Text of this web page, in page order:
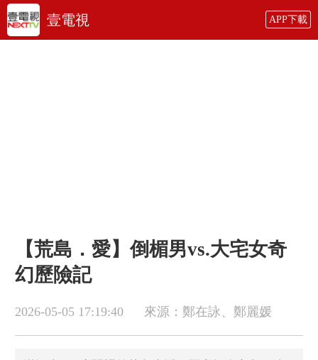
壹電視 APP下載
【荒島．愛】倒楣男vs.大宅女奇
幻歷險記
2026-05-05 17:19:40 來源：鄭在詠、鄭麗媛